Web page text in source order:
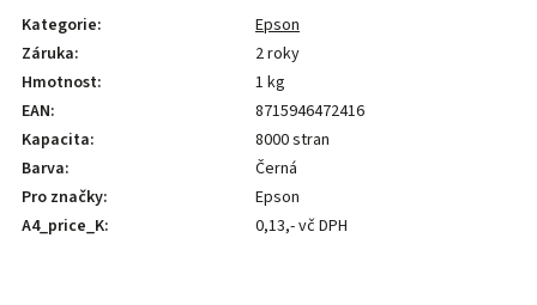
Kategorie:
Epson
Záruka:
2 roky
Hmotnost:
1 kg
EAN:
8715946472416
Kapacita:
8000 stran
Barva:
Černá
Pro značky:
Epson
A4_price_K: 0,13,- vč DPH